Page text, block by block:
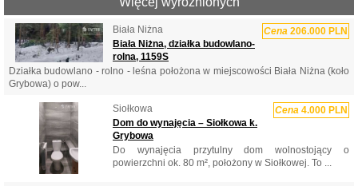
Biała Niżna Cena 206.000 PLN
Biała Niżna, działka budowlano-
rolna, 1159S
Działka budowlano - rolno - leśna położona w miejscowości Biała Niżna (koło
Grybowa) o pow...
Siołkowa Cena 4.000 PLN
Dom do wynajęcia – Siołkowa k.
Grybowa
Do wynajęcia przytulny dom wolnostojący o
powierzchni ok. 80 m², położony w Siołkowej. To ...